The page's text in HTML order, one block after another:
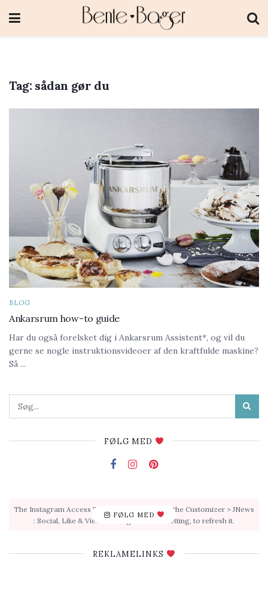
Tag: sådan gør du
BLOG
Ankarsrum how-to guide
Har du også forelsket dig i Ankarsrum Assistent*, og vil du
gerne se nogle instruktionsvideoer af den kraftfulde maskine?
Så ...
FØLG MED
FØLG MED
The Instagram Access Token is expired, Go to the Customizer > JNews
: Social, Like & View > Instagram Feed Setting, to refresh it.
REKLAMELINKS